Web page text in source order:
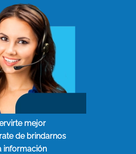
mejor
de brindarnos
información